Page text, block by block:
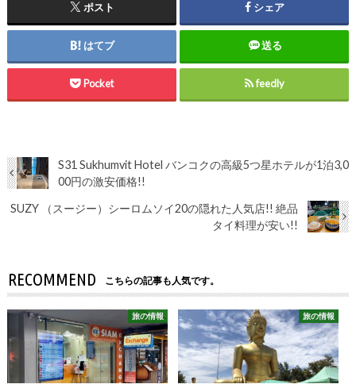
ポスト シェア
はてブ 送る
Pocket feedly
S31 Sukhumvit Hotel バンコクの高級5つ星ホテルが1泊3,0
00円の激安価格!!
SUZY （スージー）シーロムソイ20の隠れた人気店!! 絶品
タイ料理が安い!!
RECOMMEND こちらの記事も人気です。
旅の情報 旅の情報